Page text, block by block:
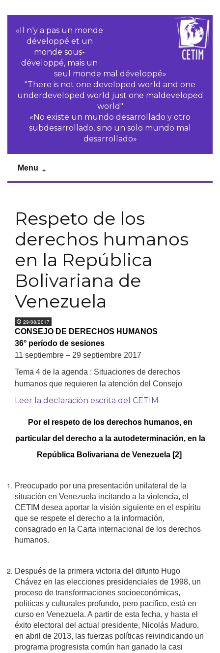
«Il n‘y a pas un monde
développé et un
monde sous-
développé, mais un
seul monde mal développé»
"There is not one developed world and one
underdeveloped world just one maldeveloped
world"
«No existe un mundo desarrollado y otro
subdesarrollado, sino un solo mundo mal
desarrollado»
Menu
Respeto de los
derechos humanos
en la República
Bolivariana de
Venezuela
29/08/2017
CONSEJO DE DERECHOS HUMANOS
36° período de sesiones
11 septiembre – 29 septiembre 2017
Tema 4 de la agenda : Situaciones de derechos
humanos que requieren la atención del Consejo
Leer la declaración escrita del CETIM
Por el respeto de los derechos humanos, en
particular del derecho a la autodeterminación, en la
República Bolivariana de Venezuela [2]
Preocupado por una presentación unilateral de la
situación en Venezuela incitando a la violencia, el
CETIM desea aportar la visión siguiente en el espíritu
que se respete el derecho a la información,
consagrado en la Carta internacional de los derechos
humanos.
Después de la primera victoria del difunto Hugo
Chávez en las elecciones presidenciales de 1998, un
proceso de transformaciones socioeconómicas,
políticas y culturales profundo, pero pacífico, está en
curso en Venezuela. A partir de esta fecha, y hasta el
éxito electoral del actual presidente, Nicolás Maduro,
en abril de 2013, las fuerzas políticas reivindicando un
programa progresista común han ganado la casi